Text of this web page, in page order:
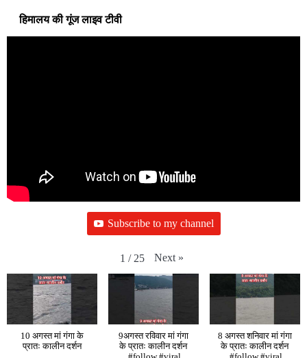
हिमालय की गूंज लाइव टीवी
Subscribe to my channel
1 / 25 Next »
10 अगस्त मां गंगा के
प्रातः कालीन दर्शन
9अगस्त रविवार मां गंगा
के प्रातः कालीन दर्शन
8 अगस्त शनिवार मां गंगा
के प्रातः कालीन दर्शन